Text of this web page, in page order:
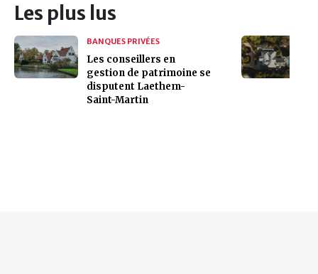
Les plus lus
BANQUES PRIVÉES
Les conseillers en
gestion de patrimoine se
disputent Laethem-
Saint-Martin